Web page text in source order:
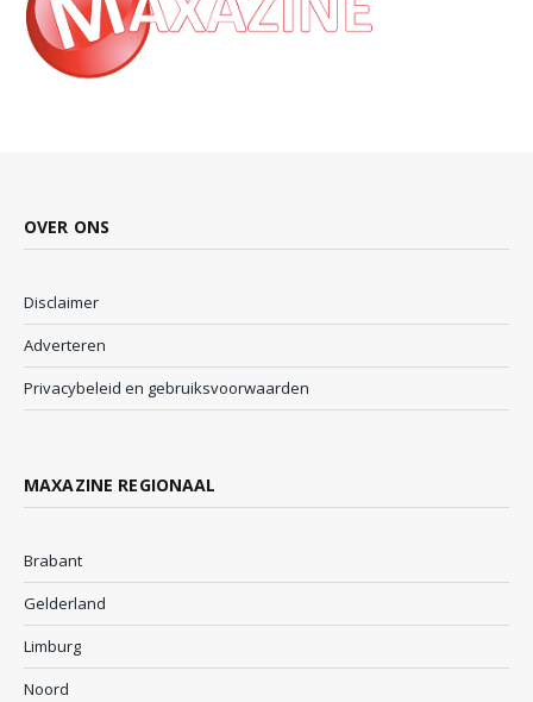
OVER ONS
Disclaimer
Adverteren
Privacybeleid en gebruiksvoorwaarden
MAXAZINE REGIONAAL
Brabant
Gelderland
Limburg
Noord